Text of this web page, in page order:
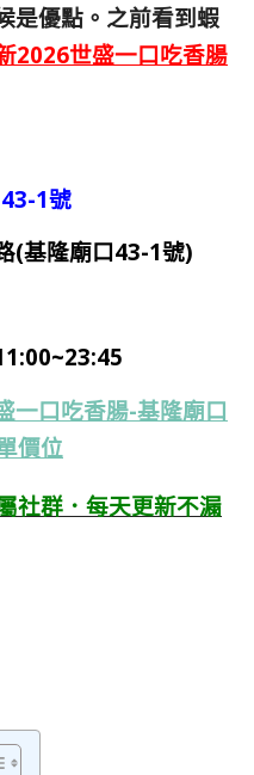
是優點。之前看到蝦
2026世盛一口吃香腸
1號
(基隆廟口43-1號)
一口吃香腸-基隆廟口
價位
社群．每天更新不漏